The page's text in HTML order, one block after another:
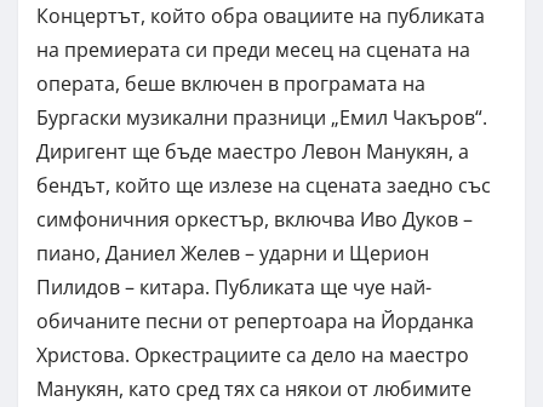
Концертът, който обра овациите на публиката
на премиерата си преди месец на сцената на
операта, беше включен в програмата на
Бургаски музикални празници „Емил Чакъров“.
Диригент ще бъде маестро Левон Манукян, а
бендът, който ще излезе на сцената заедно със
симфоничния оркестър, включва Иво Дуков –
пиано, Даниел Желев – ударни и Щерион
Пилидов – китара. Публиката ще чуе най-
обичаните песни от репертоара на Йорданка
Христова. Оркестрациите са дело на маестро
Манукян, като сред тях са някои от любимите